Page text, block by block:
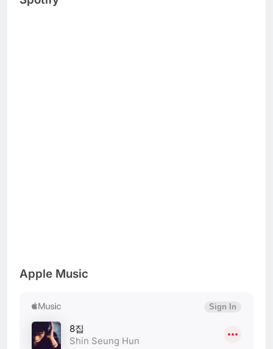
Apple Music